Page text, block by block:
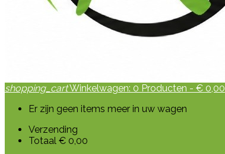
shopping_cartWinkelwagen: 0 Producten - € 0,00
Er zijn geen items meer in uw wagen
Verzending
Totaal € 0,00